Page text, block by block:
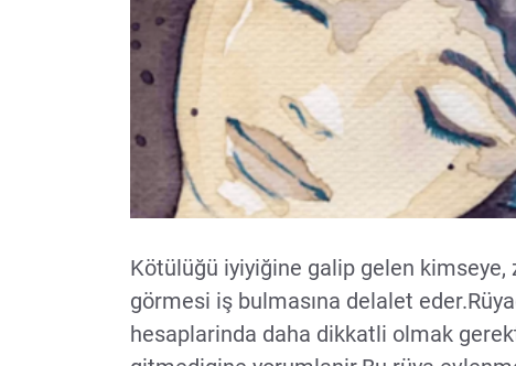
Kötülüğü iyiyiğine galip gelen
görmesi iş bulmasına delalet
hesaplarinda daha dikkatli olmak